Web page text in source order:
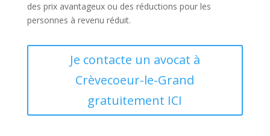
des prix avantageux ou des réductions pour les
personnes à revenu réduit.
Je contacte un avocat à
Crèvecoeur-le-Grand
gratuitement ICI